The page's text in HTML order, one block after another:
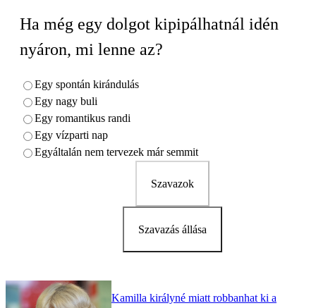
Ha még egy dolgot kipipálhatnál idén
nyáron, mi lenne az?
Egy spontán kirándulás
Egy nagy buli
Egy romantikus randi
Egy vízparti nap
Egyáltalán nem tervezek már semmit
Szavazok
Szavazás állása
Kamilla királyné miatt robbanhat ki a